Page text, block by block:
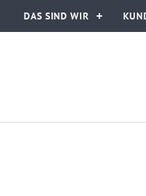
DAS SIND WIR